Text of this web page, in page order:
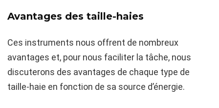
Avantages des taille-haies
Ces instruments nous offrent de nombreux
avantages et, pour nous faciliter la tâche, nous
discuterons des avantages de chaque type de
taille-haie en fonction de sa source d’énergie.